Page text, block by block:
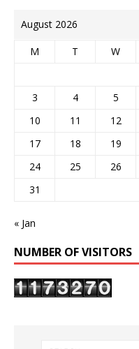
August 2026
M T W
3
4 5
10
11 12
17
18 19
24
25 26
31
« Jan
NUMBER OF VISITORS